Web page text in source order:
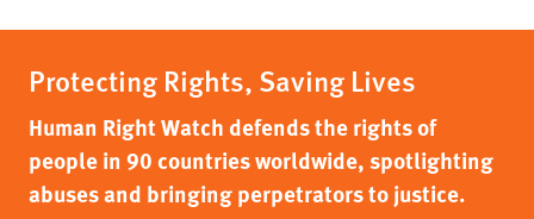
Protecting Rights, Saving Lives
Human Right Watch defends the rights of
people in 90 countries worldwide, spotlighting
abuses and bringing perpetrators to justice.